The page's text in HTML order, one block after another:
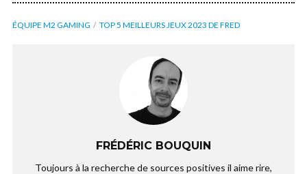
ÉQUIPE M2 GAMING TOP 5 MEILLEURS JEUX 2023 DE FRED
FRÉDÉRIC BOUQUIN
Toujours à la recherche de sources positives il aime rire,